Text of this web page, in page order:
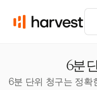
6분
6분 단위 청구는 정확